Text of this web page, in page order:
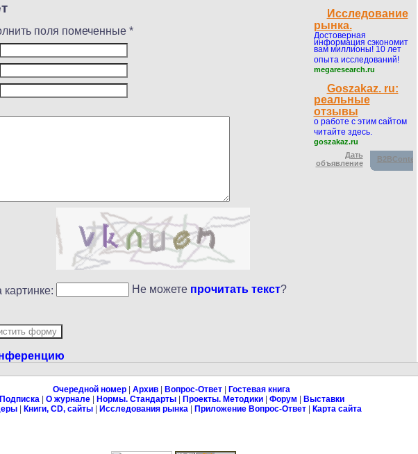
поля помеченные *
Исследование
рынка.
Достоверная
информация сэкономит
вам миллионы! 10 лет
опыта исследований!
megaresearch.ru
Goszakaz. ru:
реальные
отзывы
о работе с этим сайтом
читайте здесь.
goszakaz.ru
Дать
объявление
B2BContext
Не можете прочитать текст?
Очередной номер Архив Вопрос-Ответ
Гостевая книга
Подписка| О журнале| Нормы. Стандарты| Проекты. Методики| Форум
Выставки
Книги, CD, сайты Исследования рынка Приложение Вопрос-Ответ Карта сайта